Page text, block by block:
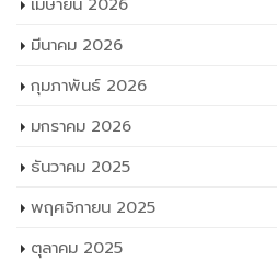
มีนาคม 2026
กุมภาพันธ์ 2026
มกราคม 2026
ธันวาคม 2025
พฤศจิกายน 2025
ตุลาคม 2025